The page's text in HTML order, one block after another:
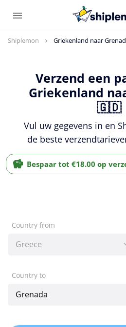
Shiplemon Griekenland naar
Verzend een
Griekenland
🇬🇩
Vul uw gegevens in en
de beste
Bespaar tot €18.00 op
Country from
Country to